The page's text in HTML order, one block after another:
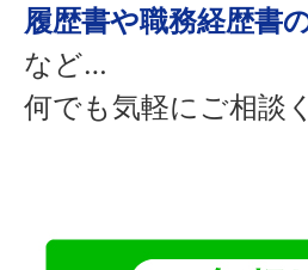
履歴書や職務経歴書
など…
何でも気軽にご相談